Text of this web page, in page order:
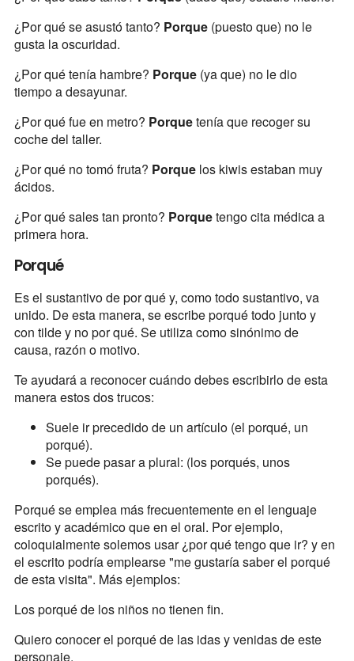
¿Por qué se asustó tanto? Porque(puesto que) no le
gusta la oscuridad.
¿Por qué tenía hambre? Porque(ya que) no le dio
tiempo a desayunar.
¿Por qué fue en metro? Porquetenía que recoger su
coche del taller.
¿Por qué no tomó fruta? Porquelos kiwis estaban muy
ácidos.
¿Por qué sales tan pronto? Porquetengo cita médica a
primera hora.
Porqué
Es el sustantivo de por qué y, como todo sustantivo, va
unido. De esta manera, se escribe porqué todo junto y
con tilde y no por qué. Se utiliza como sinónimo de
causa, razón o motivo.
Te ayudará a reconocer cuándo debes escribirlo de esta
manera estos dos trucos:
Suele ir precedido de un artículo (el porqué, un
porqué).
Se puede pasar a plural: (los porqués, unos
porqués).
Porqué se emplea más frecuentemente en el lenguaje
escrito y académico que en el oral. Por ejemplo,
coloquialmente solemos usar ¿por qué tengo que ir? y en
el escrito podría emplearse "me gustaría saber el porqué
de esta visita". Más ejemplos:
Los porqué de los niños no tienen fin.
Quiero conocer el porqué de las idas y venidas de este
personaje.